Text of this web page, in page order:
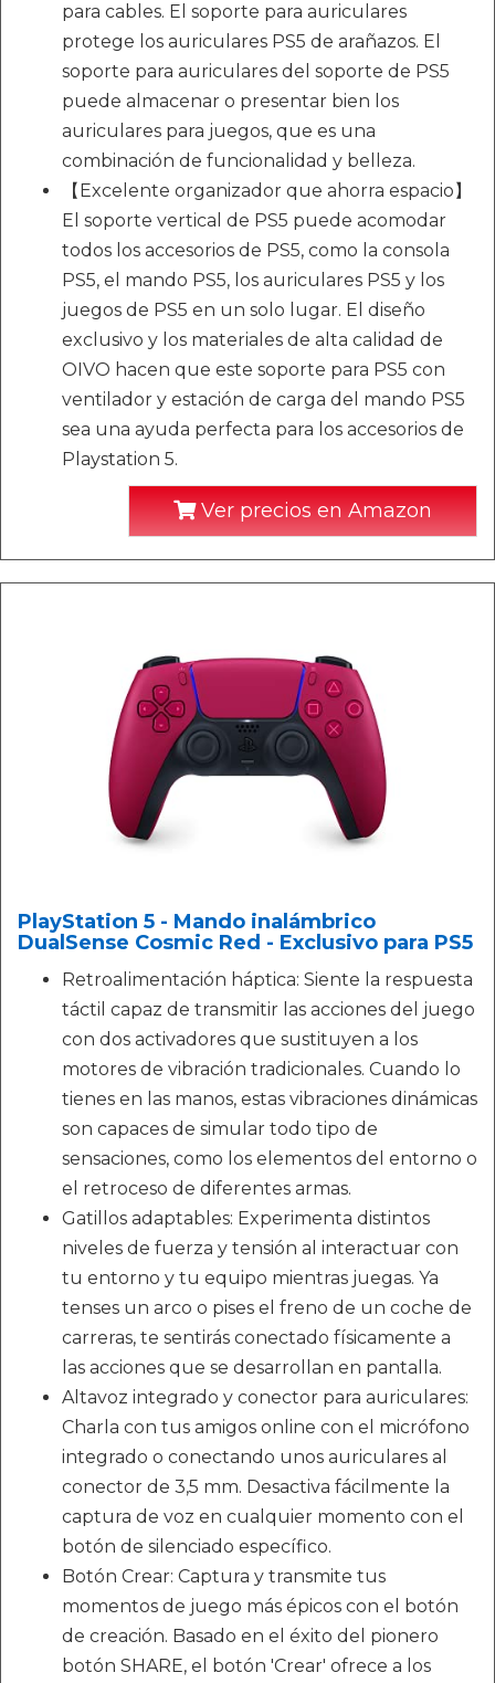
para cables. El soporte para auriculares
protege los auriculares PS5 de arañazos. El
soporte para auriculares del soporte de PS5
puede almacenar o presentar bien los
auriculares para juegos, que es una
combinación de funcionalidad y belleza.
【Excelente organizador que ahorra espacio】
El soporte vertical de PS5 puede acomodar
todos los accesorios de PS5, como la consola
PS5, el mando PS5, los auriculares PS5 y los
juegos de PS5 en un solo lugar. El diseño
exclusivo y los materiales de alta calidad de
OIVO hacen que este soporte para PS5 con
ventilador y estación de carga del mando PS5
sea una ayuda perfecta para los accesorios de
Playstation 5.
Ver precios en Amazon
PlayStation 5 - Mando inalámbrico
DualSense Cosmic Red - Exclusivo para PS5
Retroalimentación háptica: Siente la respuesta
táctil capaz de transmitir las acciones del juego
con dos activadores que sustituyen a los
motores de vibración tradicionales. Cuando lo
tienes en las manos, estas vibraciones dinámicas
son capaces de simular todo tipo de
sensaciones, como los elementos del entorno o
el retroceso de diferentes armas.
Gatillos adaptables: Experimenta distintos
niveles de fuerza y tensión al interactuar con
tu entorno y tu equipo mientras juegas. Ya
tenses un arco o pises el freno de un coche de
carreras, te sentirás conectado físicamente a
las acciones que se desarrollan en pantalla.
Altavoz integrado y conector para auriculares:
Charla con tus amigos online con el micrófono
integrado o conectando unos auriculares al
conector de 3,5 mm. Desactiva fácilmente la
captura de voz en cualquier momento con el
botón de silenciado específico.
Botón Crear: Captura y transmite tus
momentos de juego más épicos con el botón
de creación. Basado en el éxito del pionero
botón SHARE, el botón 'Crear' ofrece a los